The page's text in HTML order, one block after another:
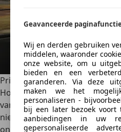
Geavanceerde
Wij en derden gebruiken
middelen, waaronder
onze website, om u
bieden en een
garanderen. Via deze
maken we het
personaliseren -
bij een later bezoek
aanbiedingen in uw
gepersonaliseerde
Prijs
Hoe zal de nieuwe Nissan
van zijn neef? Kijkend naar de
niet voor gekozen om
ontbreken van een basisversie